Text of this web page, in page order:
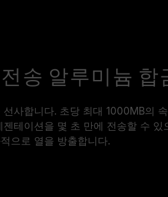
전송 알루미늄 합
사합니다. 초당 최대 1000MB의
테이션을 몇 초 만에 전송할 수 있
으로 열을 방출합니다.